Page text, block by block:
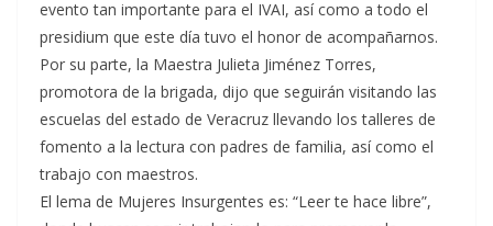
evento tan importante para el IVAI, así como a todo el
presidium que este día tuvo el honor de acompañarnos.
Por su parte, la Maestra Julieta Jiménez Torres,
promotora de la brigada, dijo que seguirán visitando las
escuelas del estado de Veracruz llevando los talleres de
fomento a la lectura con padres de familia, así como el
trabajo con maestros.
El lema de Mujeres Insurgentes es: “Leer te hace libre”,